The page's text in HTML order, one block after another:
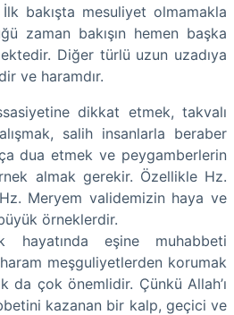
bakışta mesuliyet olmamakla
zaman bakışın hemen başka
Diğer türlü uzun uzadıya
ve haramdır.
dikkat etmek, takvalı
salih insanlarla beraber
dua etmek ve peygamberlerin
almak gerekir. Özellikle Hz.
Meryem validemizin haya ve
örneklerdir.
hayatında eşine muhabbeti
meşguliyetlerden korumak
da çok önemlidir. Çünkü Allah’ı
kazanan bir kalp, geçici ve